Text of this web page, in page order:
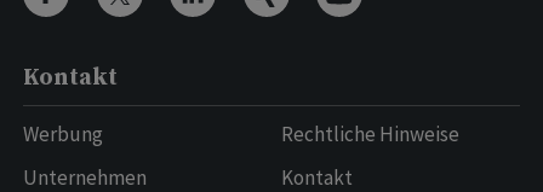
Kontakt
Werbung
Unternehmen
Rechtliche Hinweise
Kontakt